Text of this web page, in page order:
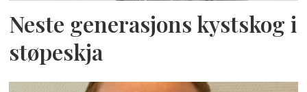
Neste generasjons kystskog i
støpeskja